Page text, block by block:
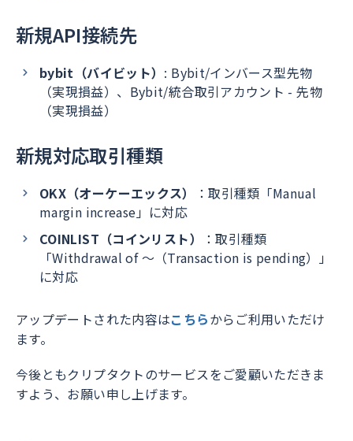
新規API接続先
bybit（バイビット） : Bybit/インバース型先物
（実現損益）、Bybit/統合取引アカウント - 先物
（実現損益）
新規対応取引種類
OKX（オーケーエックス）
：取引種類「Manual
margin increase」に対応
COINLIST（コインリスト）
：取引種類
「Withdrawal of ～（Transaction is pending）」
に対応
アップデートされた内容はこちらからご利用いただけ
ます。
今後ともクリプタクトのサービスをご愛顧いただきま
すよう、お願い申し上げます。